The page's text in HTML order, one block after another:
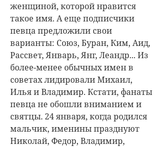
женщиной, которой нравится
такое имя. А еще подписчики
певца предложили свои
варианты: Союз, Буран, Ким, Аид,
Рассвет, Январь, Янг, Леандр... Из
более-менее обычных имен в
советах лидировали Михаил,
Илья и Владимир. Кстати, фанаты
певца не обошли вниманием и
святцы. 24 января, когда родился
мальчик, именины празднуют
Николай, Федор, Владимир,